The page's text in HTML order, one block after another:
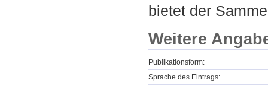
bietet der
Weitere
Publikationsform:
Sprache des Eintrags: